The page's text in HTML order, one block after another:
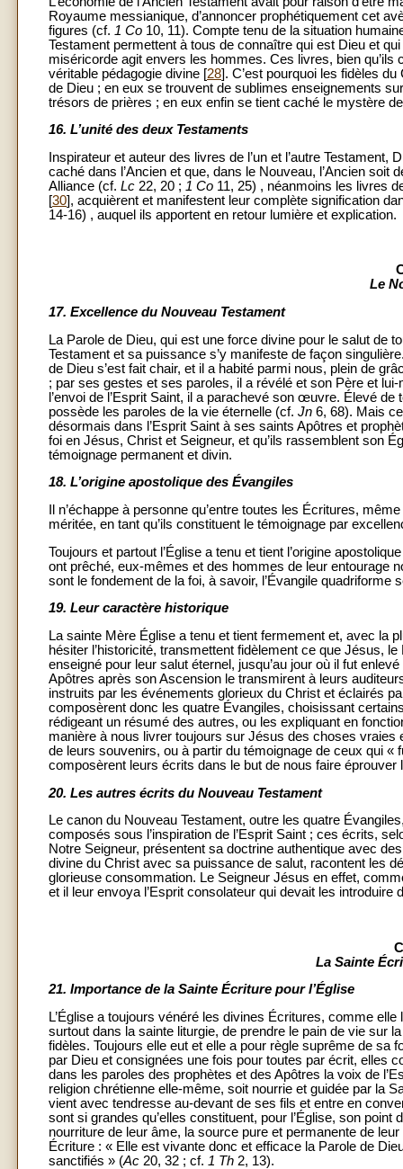
Royaume messianique, d’annoncer prophétiquement cet
figures (cf. 1 Co 10, 11). Compte tenu de la situation
Testament permettent à tous de connaître qui est Dieu et
miséricorde agit envers les hommes. Ces livres, bien qu’ils
véritable pédagogie divine [28]. C’est pourquoi les fidèles
de Dieu ; en eux se trouvent de sublimes enseignements
trésors de prières ; en eux enfin se tient caché le mystère
16. L’unité des deux Testaments
Inspirateur et auteur des livres de l’un et l’autre
caché dans l’Ancien et que, dans le Nouveau, l’Ancien soit
Alliance (cf. Lc 22, 20 ; 1 Co 11, 25) , néanmoins les livres
[30], acquièrent et manifestent leur complète signification
14-16) , auquel ils apportent en retour lumière et explication.
Le
17. Excellence du Nouveau Testament
La Parole de Dieu, qui est une force divine pour le salut de
Testament et sa puissance s’y manifeste de façon
de Dieu s’est fait chair, et il a habité parmi nous, plein de
; par ses gestes et ses paroles, il a révélé et son Père et
l’envoi de l’Esprit Saint, il a parachevé son œuvre. Élevé
possède les paroles de la vie éternelle (cf. Jn 6, 68). Mais
désormais dans l’Esprit Saint à ses saints Apôtres et
foi en Jésus, Christ et Seigneur, et qu’ils rassemblent son
témoignage permanent et divin.
18. L’origine apostolique des Évangiles
Il n’échappe à personne qu’entre toutes les Écritures,
méritée, en tant qu’ils constituent le témoignage par
Toujours et partout l’Église a tenu et tient l’origine
ont prêché, eux-mêmes et des hommes de leur entourage
sont le fondement de la foi, à savoir, l’Évangile quadriforme
19. Leur caractère historique
La sainte Mère Église a tenu et tient fermement et, avec la
hésiter l’historicité, transmettent fidèlement ce que Jésus,
enseigné pour leur salut éternel, jusqu’au jour où il fut
Apôtres après son Ascension le transmirent à leurs
instruits par les événements glorieux du Christ et éclairés
composèrent donc les quatre Évangiles, choisissant
rédigeant un résumé des autres, ou les expliquant en
manière à nous livrer toujours sur Jésus des choses vraies
de leurs souvenirs, ou à partir du témoignage de ceux qui
composèrent leurs écrits dans le but de nous faire
20. Les autres écrits du Nouveau Testament
Le canon du Nouveau Testament, outre les quatre
composés sous l’inspiration de l’Esprit Saint ; ces écrits,
Notre Seigneur, présentent sa doctrine authentique avec
divine du Christ avec sa puissance de salut, racontent les
glorieuse consommation. Le Seigneur Jésus en effet,
et il leur envoya l’Esprit consolateur qui devait les
La Sainte
21. Importance de la Sainte Écriture pour l’Église
L’Église a toujours vénéré les divines Écritures, comme
surtout dans la sainte liturgie, de prendre le pain de vie sur
fidèles. Toujours elle eut et elle a pour règle suprême de sa
par Dieu et consignées une fois pour toutes par écrit, elles
dans les paroles des prophètes et des Apôtres la voix de
religion chrétienne elle-même, soit nourrie et guidée par la
vient avec tendresse au-devant de ses fils et entre en
sont si grandes qu’elles constituent, pour l’Église, son point
nourriture de leur âme, la source pure et permanente de
Écriture : « Elle est vivante donc et efficace la Parole de
sanctifiés » (Ac 20, 32 ; cf. 1 Th 2, 13).